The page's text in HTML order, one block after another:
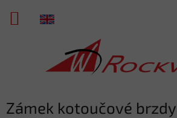
content
SHOPPING
Zámek kotoučové